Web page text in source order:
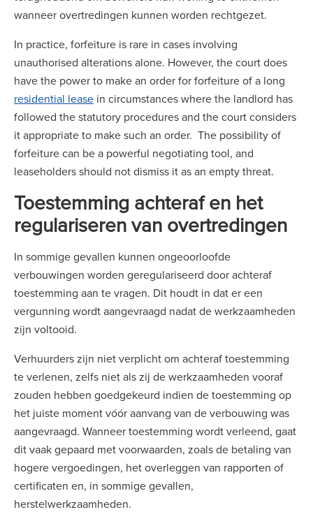
wanneer overtredingen kunnen worden rechtgezet.
In practice, forfeiture is rare in cases involving
unauthorised alterations alone. However, the court does
have the power to make an order for forfeiture of a long
residential lease in circumstances where the landlord has
followed the statutory procedures and the court considers
it appropriate to make such an order. The possibility of
forfeiture can be a powerful negotiating tool, and
leaseholders should not dismiss it as an empty threat.
Toestemming achteraf en het
regulariseren van overtredingen
In sommige gevallen kunnen ongeoorloofde
verbouwingen worden geregulariseerd door achteraf
toestemming aan te vragen. Dit houdt in dat er een
vergunning wordt aangevraagd nadat de werkzaamheden
zijn voltooid.
Verhuurders zijn niet verplicht om achteraf toestemming
te verlenen, zelfs niet als zij de werkzaamheden vooraf
zouden hebben goedgekeurd indien de toestemming op
het juiste moment vóór aanvang van de verbouwing was
aangevraagd. Wanneer toestemming wordt verleend, gaat
dit vaak gepaard met voorwaarden, zoals de betaling van
hogere vergoedingen, het overleggen van rapporten of
certificaten en, in sommige gevallen,
herstelwerkzaamheden.